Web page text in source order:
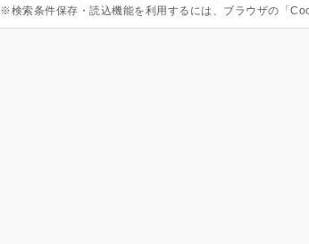
※検索条件保存・読込機能を利用するには、ブラウザの「